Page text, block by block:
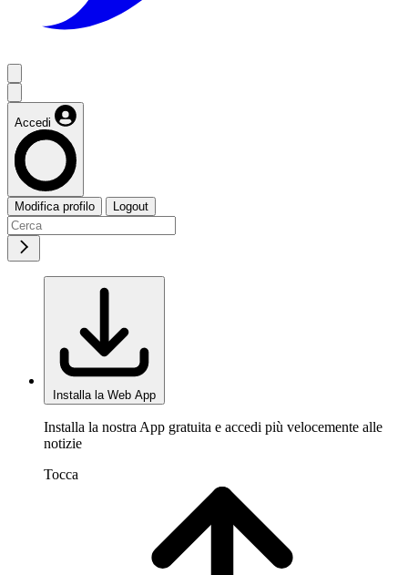
Accedi
Modifica profilo Logout
Installa la Web App
Installa la nostra App gratuita e accedi più velocemente alle
notizie
Tocca